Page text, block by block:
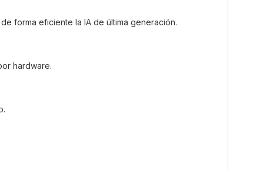
forma eficiente la IA de última generación.
hardware.